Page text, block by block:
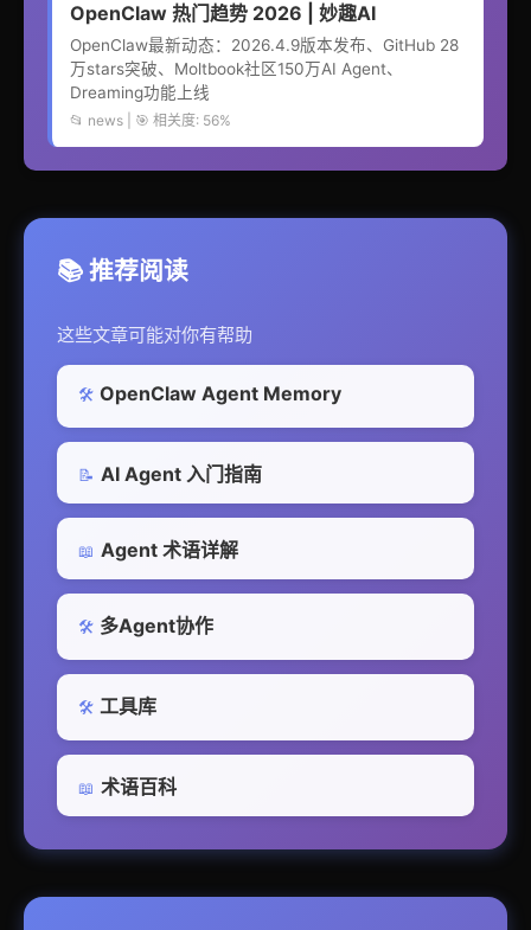
OpenClaw 热门趋势 2026 | 妙趣AI
OpenClaw最新动态：2026.4.9版本发布、GitHub 28
万stars突破、Moltbook社区150万AI Agent、
Dreaming功能上线
📂 news | 🎯 相关度: 56%
📚 推荐阅读
这些文章可能对你有帮助
🛠️ OpenClaw Agent Memory
📝 AI Agent 入门指南
📖 Agent 术语详解
🛠️ 多Agent协作
🛠️ 工具库
📖 术语百科